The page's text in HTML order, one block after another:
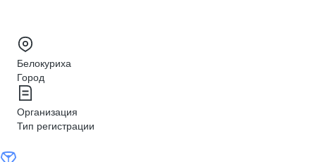
Белокуриха
Город
Организация
Тип регистрации